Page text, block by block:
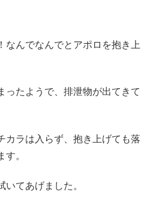
なんでなんでとアポロを抱き上
ったようで、排泄物が出てきて
カラは入らず、抱き上げても落
。
てあげました。